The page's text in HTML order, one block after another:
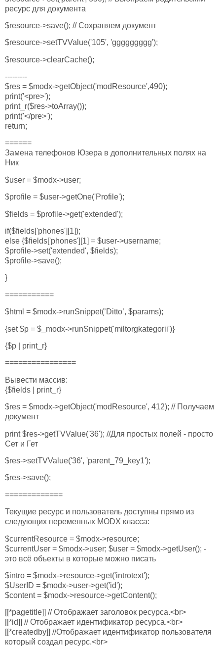
ресурс для документа
$resource->save(); // Сохраняем документ
$resource->setTVValue('105', 'ggggggggg');
$resource->clearCache();
---------
$res = $modx->getObject('modResource',490);
print('<pre>');
print_r($res->toArray());
print('</pre>');
return;
======
Замена телефонов Юзера в дополнительных полях на
Ник
$user = $modx->user;
$profile = $user->getOne('Profile');
$fields = $profile->get('extended');
if($fields['phones'][1]);
else {$fields['phones'][1] = $user->username;
$profile->set('extended', $fields);
$profile->save();
}
===========
$html = $modx->runSnippet(’Ditto’, $params);
{set $p = $_modx->runSnippet('miltorgkategorii')}
{$p | print_r}
================
Вывести массив:
{$fields | print_r}
$res = $modx->getObject('modResource', 412); // Получаем
документ
print $res->getTVValue('36'); //Для простых полей - просто
Сет и Гет
$res->setTVValue('36', 'parent_79_key1');
$res->save();
=============
Текущие ресурс и пользователь доступны прямо из
следующих переменных MODX класса:
$currentResource = $modx->resource;
$currentUser = $modx->user; $user = $modx->getUser(); -
это всё объекты в которые можно писать
$intro = $modx->resource->get('introtext');
$UserID = $modx->user->get('id');
$content = $modx->resource->getContent();
[[*pagetitle]] // Отображает заголовок ресурса.<br>
[[*id]] // Отображает идентификатор ресурса.<br>
[[*createdby]] //Отображает идентификатор пользователя
который создал ресурс.<br>